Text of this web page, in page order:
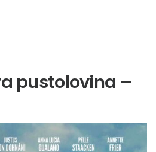
pustolovina –